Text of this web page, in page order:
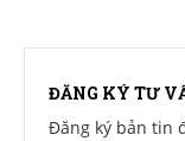
ĐĂNG KÝ TƯ
Đăng ký bản tin